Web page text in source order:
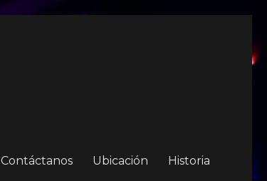
Contáctanos Ubicación Historia